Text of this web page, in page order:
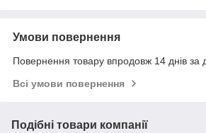
Умови повернення
Повернення товару впродовж 14 днів за
Всі умови повернення
Подібні товари компанії